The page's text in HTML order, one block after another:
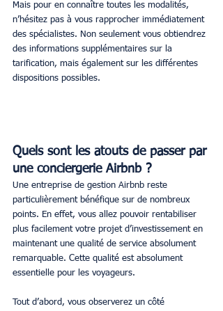
Mais pour en connaître toutes les modalités,
n’hésitez pas à vous rapprocher immédiatement
des spécialistes. Non seulement vous obtiendrez
des informations supplémentaires sur la
tarification, mais également sur les différentes
dispositions possibles.
Quels sont les atouts de passer par
une conciergerie Airbnb ?
Une entreprise de gestion Airbnb reste
particulièrement bénéfique sur de nombreux
points. En effet, vous allez pouvoir rentabiliser
plus facilement votre projet d’investissement en
maintenant une qualité de service absolument
remarquable. Cette qualité est absolument
essentielle pour les voyageurs.
Tout d’abord, vous observerez un côté